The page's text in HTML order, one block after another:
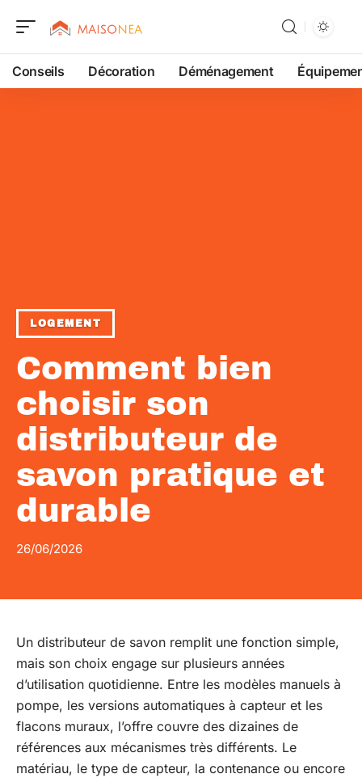
Conseils Décoration Déménagement
LOGEMENT
Comment bien
choisir son
distributeur de
savon pratique et
durable
26/06/2026
Un distributeur de savon remplit une fonction simple,
mais son choix engage sur plusieurs années
d’utilisation quotidienne. Entre les modèles manuels à
pompe, les versions automatiques à capteur et les
flacons muraux, l’offre couvre des dizaines de
références aux mécanismes très différents. Le
matériau, le type de capteur, la contenance ou encore